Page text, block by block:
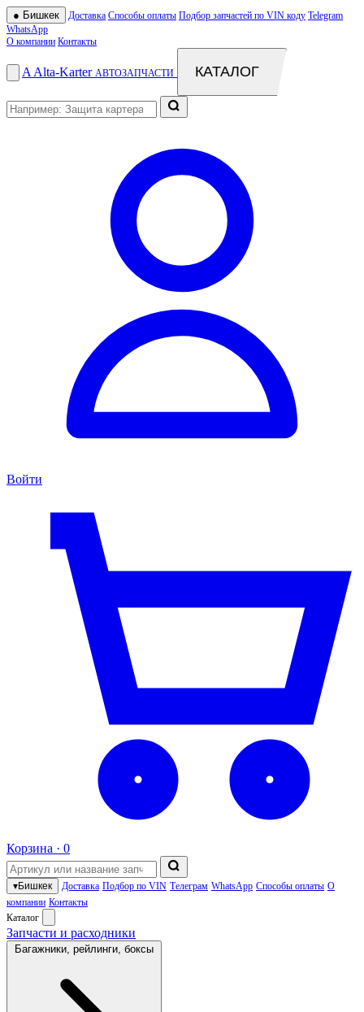
● Бишкек Доставка Способы оплаты Подбор запчастей по VIN коду Telegram
WhatsApp
О компании Контакты
A Alta-Karter АВТОЗАПЧАСТИ КАТАЛОГ
Войти
Корзина · 0
▾Бишкек Доставка Подбор по VIN Телеграм WhatsApp Способы оплаты О
компании Контакты
Каталог
Запчасти и расходники
Багажники, рейлинги, боксы